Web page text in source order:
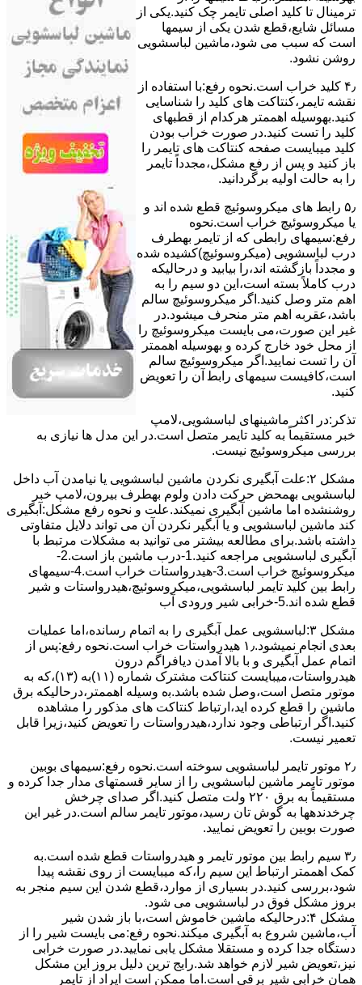
ﺗﺮﻣﯿﻨﺎل ﺗﺎ ﮐﻠﯿﺪ اﺻﻠﯽ ﺗﺎﯾﻤﺮ چک کنید.یکی از
مسائل شایع،ﻗﻄﻊ شدن ﯾﮑﯽ از سیمها
است که سبب می شود،ﻣﺎﺷﯿﻦ لباسشویی
روﺷﻦ نشود.
۴٫ ﮐﻠﯿﺪ ﺧﺮاب اﺳﺖ.نحوه رفع:ﺑﺎ اﺳﺘﻔﺎده از
ﻧﻘﺸﻪ ﺗﺎﯾﻤﺮ،ﮐﻨﺘﺎﮐﺖ ﻫﺎی ﮐﻠﯿﺪ را ﺷﻨﺎﺳﺎﯾﯽ
کنید.بهوسیله اهممتر هرکدام از قطبهای
ﮐﻠﯿﺪ را ﺗﺴﺖ ﮐﻨﯿﺪ.در ﺻﻮرت ﺧﺮاب ﺑﻮدن
ﮐﻠﯿﺪ میبایست ﺻﻔﺤﻪ ﮐﻨﺘﺎﮐﺖ ﻫﺎی ﺗﺎﯾﻤﺮ را
باز کنید و ﭘﺲ از رﻓﻊ مشکل،مجدداً ﺗﺎﯾﻤﺮ
را به حالت اوﻟﯿﻪ برگردانید.
۵٫ رابط های ﻣﯿﮑﺮوﺳﻮﺋﯿﭻ ﻗﻄﻊ شده اند و
ﯾﺎ ﻣﯿﮑﺮوﺳﻮﺋﯿﭻ ﺧﺮاب اﺳﺖ.نحوه
رفع:سیمهای راﺑﻄﯽ ﮐﻪ از ﺗﺎﯾﻤﺮ بهطرف
درب لباسشویی (ﻣﯿﮑﺮوﺳﻮﺋﯿﭻ)کشیده شده
و مجدداً بازگشته اند،را ﺑﯿﺎﺑﯿﺪ و درحالیکه
درب کاملاً ﺑﺴﺘﻪ اﺳﺖ،اﯾﻦ دو ﺳﯿﻢ را ﺑﻪ
اﻫﻢ ﻣﺘﺮ وصل کنید.اﮔﺮ ﻣﯿﮑﺮوﺳﻮﺋﯿﭻ ﺳﺎﻟﻢ
ﺑﺎﺷﺪ،ﻋﻘﺮﺑﻪ اهم متر ﻣﻨﺤﺮف میشود.در
ﻏﯿﺮ اﯾﻦ ﺻﻮرت،می بایست ﻣﯿﮑﺮوﺳﻮﺋﯿﭻ را
از ﻣﺤﻞ خود ﺧﺎرج کرده و بهوسیله اهممتر
آن را ﺗﺴﺖ ﻧﻤﺎﯾﯿﺪ.اﮔﺮ ﻣﯿﮑﺮوﺳﻮﺋﯿﭻ ﺳﺎﻟﻢ
اﺳﺖ،ﮐﺎﻓﯿﺴﺖ سیمهای راﺑﻄ آن را ﺗﻌﻮﯾﺾ
کنید.
ﺗﺬﮐﺮ:در اﮐﺜﺮ ماشینهای لباسشویی،ﻻﻣﭗ
ﺧﺒﺮ مستقیماً ﺑﻪ ﮐﻠﯿﺪ ﺗﺎﯾﻤﺮ ﻣﺘﺼﻞ اﺳﺖ.در اﯾﻦ مدل ها ﻧﯿﺎزی ﺑﻪ
بررسی ﻣﯿﮑﺮوﺳﻮﺋﯿﭻ نیست.
مشکل ۲:علت آبگیری نکردن ماشین لباسشویی یا نیامدن آب داخل
لباسشویی بهمحض ﺣﺮﮐﺖ دادن وﻟﻮم بهطرف ﺑﯿﺮون،ﻻﻣﭗ ﺧﺒﺮ
روشنشده اﻣﺎ ﻣﺎﺷﯿﻦ آﺑﮕﯿﺮی نمیکند.ﻋﻠﺖ و نحوه رﻓﻊ مشکل:آبگیری
کند ماشین لباسشویی و یا آبگیر نکردن آن می تواند دلایل متفاوتی
داشته باشد.برای مطالعه بیشتر می توانید به مشکلات مرتبط با
آبگیری لباسشویی مراجعه کنید.1-درب ﻣﺎﺷﯿﻦ ﺑﺎز اﺳﺖ.2-
ﻣﯿﮑﺮوﺳﻮﺋﯿﭻ ﺧﺮاب اﺳﺖ.3-ﻫﯿﺪرواﺳﺘﺎت ﺧﺮاب اﺳﺖ.4-سیمهای
راﺑﻂ ﺑﯿﻦ ﮐﻠﯿﺪ ﺗﺎﯾﻤﺮ لباسشویی،ﻣﯿﮑﺮوﺳﻮﺋﯿﭻ،ﻫﯿﺪرواﺳﺘﺎت و ﺷﯿﺮ
ﻗﻄﻊ ﺷﺪه اند.5-خرابی شیر ورودی آب
مشکل ۳:لباسشویی ﻋﻤﻞ آﺑﮕﯿﺮی را ﺑﻪ اﺗﻤﺎم رﺳﺎﻧﺪه،اﻣﺎ ﻋﻤﻠﯿﺎت
ﺑﻌﺪی اﻧﺠﺎم نمیشود.۱٫ ﻫﯿﺪرواﺳﺘﺎت ﺧﺮاب اﺳﺖ.نحوه رﻓﻊ:ﭘﺲ از
اﺗﻤﺎم عمل آﺑﮕﯿﺮی و ﺑﺎ ﺑﺎﻻ آﻣﺪن دﯾﺎﻓﺮاﮔﻢ درون
ﻫﯿﺪرواﺳﺘﺎت،میبایست ﮐﻨﺘﺎﮐﺖ ﻣﺸﺘﺮک شماره (۱۱)به (۱۳)،ﮐﻪ ﺑﻪ
ﻣﻮﺗﻮر ﻣﺘﺼﻞ اﺳﺖ،وﺻﻞ ﺷﺪه ﺑﺎﺷﺪ.ﺑه وسیله اهممتر،درحالیکه ﺑﺮق
ﻣﺎﺷﯿﻦ را ﻗﻄﻊ کرده اید،ارﺗﺒﺎط ﮐﻨﺘﺎﮐﺖ ﻫﺎی ﻣﺬﮐﻮر را ﻣﺸﺎﻫﺪه
کنید.اﮔﺮ ارﺗﺒﺎطی وجود ندارد،ﻫﯿﺪرواﺳﺘﺎت را ﺗﻌﻮﯾﺾ ﮐﻨﯿﺪ،زﯾﺮا قابل
ﺗﻌﻤﯿﺮ نیست.
۲٫ ﻣﻮﺗﻮر ﺗﺎﯾﻤﺮ لباسشویی ﺳﻮﺧﺘﻪ اﺳﺖ.نحوه رﻓﻊ:سیمهای ﺑﻮﺑﯿﻦ
ﻣﻮﺗﻮر ﺗﺎﯾﻤﺮ ماشین لباسشویی را از ﺳﺎﯾﺮ قسمتهای ﻣﺪار ﺟﺪا کرده و
مستقیماً ﺑﻪ برق ۲۲۰ وﻟﺖ ﻣﺘﺼﻞ کنید.اﮔﺮ ﺻﺪای ﭼﺮﺧﺶ
چرخدندهها به گوش تان رﺳﯿﺪ،ﻣﻮﺗﻮر ﺗﺎﯾﻤﺮ ﺳﺎﻟﻢ اﺳﺖ.در ﻏﯿﺮ اﯾﻦ
ﺻﻮرت ﺑﻮﺑﯿﻦ را ﺗﻌﻮﯾﺾ ﻧﻤﺎﯾﯿﺪ.
۳٫ ﺳﯿﻢ راﺑﻂ ﺑﯿﻦ ﻣﻮﺗﻮر ﺗﺎﯾﻤﺮ و ﻫﯿﺪرواﺳﺘﺎت ﻗﻄﻊ ﺷﺪه اﺳﺖ.به
کمک اهممتر ارﺗﺒﺎط اﯾﻦ ﺳﯿﻢ را،ﮐﻪ میبایست از روی ﻧﻘﺸﻪ ﭘﯿﺪا
ﺷﻮد،بررسی ﮐﻨﯿﺪ.در ﺑﺴﯿﺎری از موارد،ﻗﻄﻊ ﺷﺪن اﯾﻦ ﺳﯿﻢ ﻣﻨﺠﺮ ﺑﻪ
ﺑﺮوز مشکل ﻓﻮق در لباسشویی می شود.
مشکل ۴:درحالیکه ﻣﺎﺷﯿﻦ ﺧﺎﻣﻮش اﺳﺖ،ﺑﺎ ﺑﺎز ﺷﺪن ﺷﯿﺮ
آب،ﻣﺎﺷﯿﻦ ﺷﺮوع ﺑﻪ آﺑﮕﯿﺮی میکند.نحوه رﻓﻊ:می بایست ﺷﯿﺮ را از
دستگاه جدا کرده و مستقلا مشکل یابی نمایید.در صورت خرابی
نیز،تعویض شیر لازم خواهد شد.رایج ترین دلیل بروز این مشکل
همان خرابی شیر برقی است.اما ممکن است ایراد از تایمر